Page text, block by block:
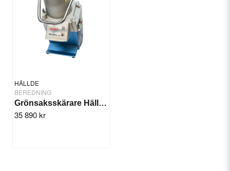
HÄLLDE
BEREDNING
Grönsaksskärare Hällde RG-250 diwash 1-fas
35 890 kr